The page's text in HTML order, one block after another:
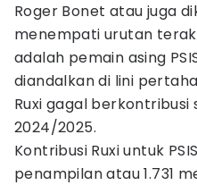
Roger Bonet atau juga
menempati urutan
adalah pemain asing
diandalkan di lini
Ruxi gagal berkontribusi
2024/2025.
Kontribusi Ruxi untuk
penampilan atau 1.731